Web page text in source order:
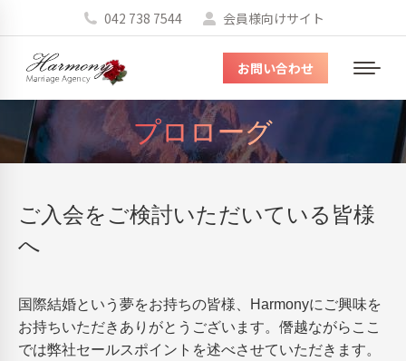
042 738 7544 会員様向けサイト
メ
ニ
お問い合わせ
プロローグ
You are here:
ご入会をご検討いただいている皆様
へ
国際結婚という夢をお持ちの皆様、Harmonyにご興味を
お持ちいただきありがとうございます。僭越ながらここ
では弊社セールスポイントを述べさせていただきます。